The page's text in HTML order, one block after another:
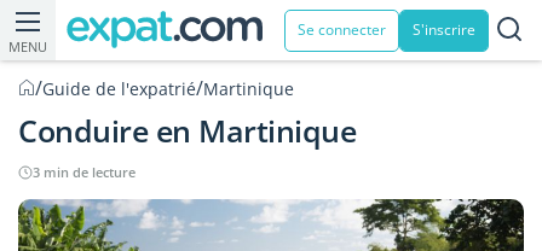
MENU
Se connecter S'inscrire
/Guide de l'expatrié/Martinique
Conduire en Martinique
3 min de lecture